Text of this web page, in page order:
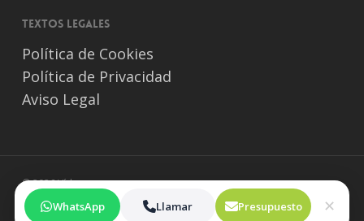
Textos legales
Política de Cookies
Política de Privacidad
Aviso Legal
© 2026 Vídeos para empresas.
WhatsApp Llamar Presupuesto ✕